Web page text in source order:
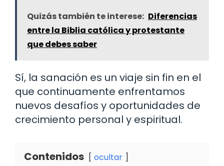
Quizás también te interese: Diferencias
entre la Biblia católica y protestante
que debes saber
Sí, la sanación es un viaje sin fin en el
que continuamente enfrentamos
nuevos desafíos y oportunidades de
crecimiento personal y espiritual.
Contenidos ocultar